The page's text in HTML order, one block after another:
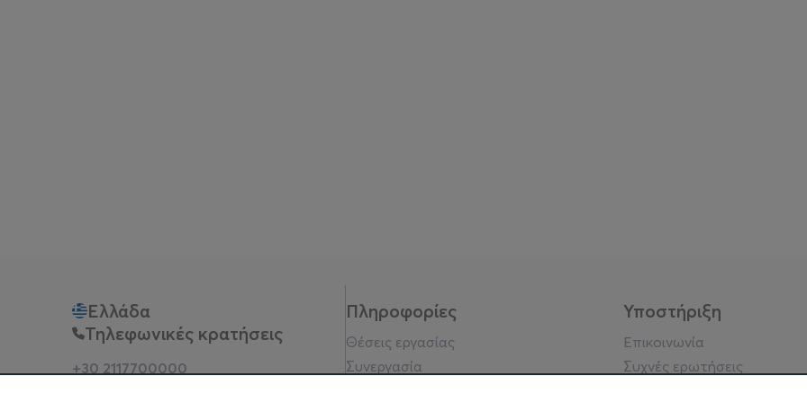
Ελλάδα
Τηλεφωνικές κρατήσεις
+30 2117700000
Πληροφορίες
Θέσεις εργασίας
Συνεργασία
Υποστήριξη
Επικοινωνία
Συχνές ερωτήσεις